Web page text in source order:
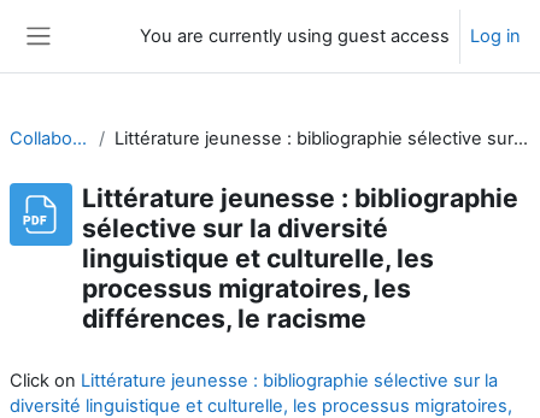
You are currently using guest access Log in
Collaborative-Community Littérature jeunesse : bibliographie sélective sur la diversité linguistique et culturelle, les processus migratoires, les différences, le racisme
Littérature jeunesse : bibliographie
sélective sur la diversité
linguistique et culturelle, les
processus migratoires, les
différences, le racisme
Click on Littérature jeunesse : bibliographie sélective sur la
diversité linguistique et culturelle, les processus migratoires,